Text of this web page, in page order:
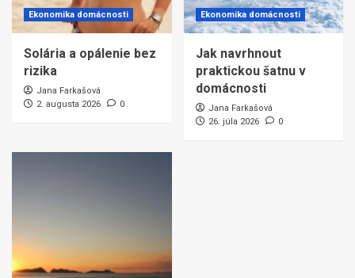
Ekonomika domácnosti
Solária a opálenie bez
rizika
Jana Farkašová
2. augusta 2026
0
Ekonomika domácnosti
Jak navrhnout
praktickou šatnu v
domácnosti
Jana Farkašová
26. júla 2026
0